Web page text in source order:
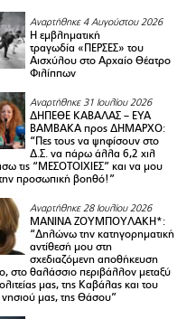
Αναρτήθηκε 4 Αυγούστου 2026
Η εμβληματική
τραγωδία «ΠΕΡΣΕΣ» του
Αισχύλου στο Αρχαίο Θέατρο
Φιλίππων
Αναρτήθηκε 31 Ιουλίου 2026
ΔΗΠΕΘΕ ΚΑΒΑΛΑΣ – ΕΥΑ
ΒΑΜΒΑΚΑ προς ΔΗΜΑΡΧΟ:
“Πες τους να ψηφίσουν στο
Δ.Σ. να πάρω άλλα 6,2 χιλ
τις “ΜΕΣΟΤΟΙΧΙΕΣ” και να μου
την προσωπική βοηθό!”
Αναρτήθηκε 28 Ιουλίου 2026
ΜΑΝΙΝΑ ΖΟΥΜΠΟΥΛΑΚΗ*:
“Δηλώνω την κατηγορηματική
αντίθεσή μου στη
σχεδιαζόμενη αποθήκευση
στο θαλάσσιο περιβάλλον μεταξύ
μας, της Καβάλας και του
μας, της Θάσου”